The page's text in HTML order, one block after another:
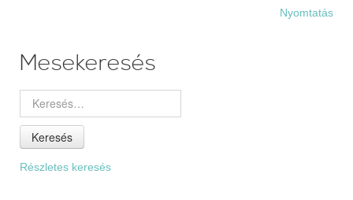
Nyomtatás
Mesekeresés
Keresés
Részletes keresés